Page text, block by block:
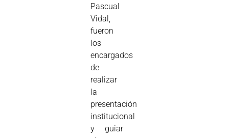
Pascual
Vidal,
fueron
los
encargados
de
realizar
la
presentación
institucional
y guiar